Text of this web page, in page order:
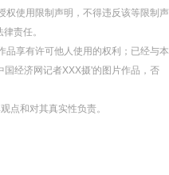
权使用限制声明，不得违反该等限制声
责任。
品享有许可他人使用的权利；已经与本
经济网记者XXX摄'的图片作品，否
点和对其真实性负责。